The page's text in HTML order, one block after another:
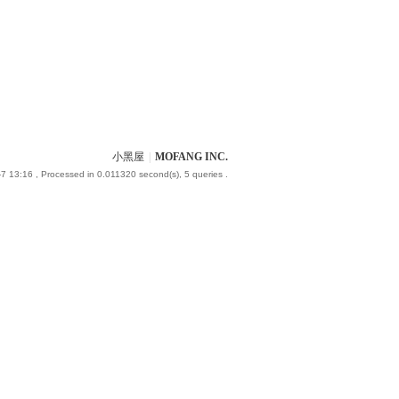
小黑屋 MOFANG INC.
13:16 , Processed in 0.011320 second(s), 5 queries .